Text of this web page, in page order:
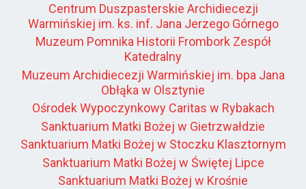
Centrum Duszpasterskie Archidiecezji
Warmińskiej im. ks. inf. Jana Jerzego Górnego
Muzeum Pomnika Historii Frombork Zespół
Katedralny
Muzeum Archidiecezji Warmińskiej im. bpa Jana
Obłąka w Olsztynie
Ośrodek Wypoczynkowy Caritas w Rybakach
Sanktuarium Matki Bożej w Gietrzwałdzie
Sanktuarium Matki Bożej w Stoczku Klasztornym
Sanktuarium Matki Bożej w Świętej Lipce
Sanktuarium Matki Bożej w Krośnie